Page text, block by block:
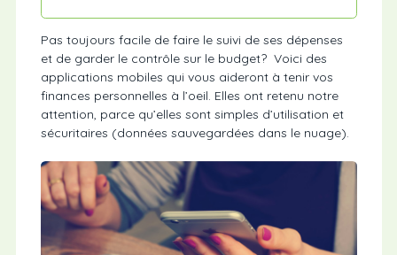
Pas toujours facile de faire le suivi de ses dépenses
et de garder le contrôle sur le budget? Voici des
applications mobiles qui vous aideront à tenir vos
finances personnelles à l’oeil. Elles ont retenu notre
attention, parce qu’elles sont simples d’utilisation et
sécuritaires (données sauvegardées dans le nuage).